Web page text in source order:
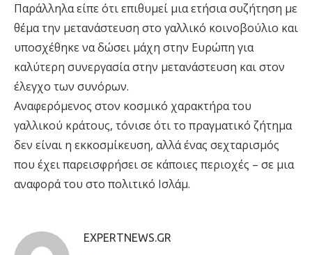
Παράλληλα είπε ότι επιθυμεί μια ετήσια συζήτηση με
θέμα την μετανάστευση στο γαλλικό κοινοβούλιο και
υποσχέθηκε να δώσει μάχη στην Ευρώπη για
καλύτερη συνεργασία στην μετανάστευση και στον
έλεγχο των συνόρων.
Αναφερόμενος στον κοσμικό χαρακτήρα του
γαλλικού κράτους, τόνισε ότι το πραγματικό ζήτημα
δεν είναι η εκκοσμίκευση, αλλά ένας σεχταρισμός
που έχει παρεισφρήσει σε κάποιες περιοχές – σε μια
αναφορά του στο πολιτικό Ισλάμ.
EXPERTNEWS.GR